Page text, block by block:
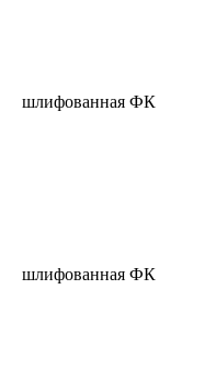
шлифованная ФК
шлифованная ФК